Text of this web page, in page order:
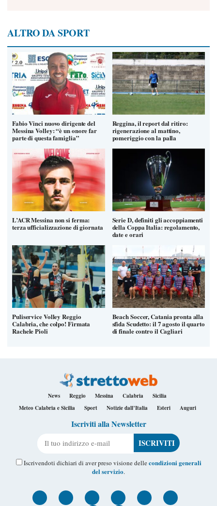
ALTRO DA SPORT
Fabio Vinci nuovo dirigente del
Messina Volley: “è un onore far
parte di questa famiglia”
Reggina, il report dal ritiro:
rigenerazione al mattino,
pomeriggio con la palla
L’ACR Messina non si ferma:
terza ufficializzazione di giornata
Serie D, definiti gli accoppiamenti
della Coppa Italia: regolamento,
date e orari
Puliservice Volley Reggio
Calabria, che colpo! Firmata
Rachele Pioli
Beach Soccer, Catania pronta alla
sfida Scudetto: il 7 agosto il quarto
di finale contro il Cagliari
News Reggio Messina Calabria
Sicilia
Meteo Calabria e Sicilia
Sport Notizie dall’Italia Esteri Auguri
Iscriviti alla Newsletter
Iscrivendoti dichiari di aver preso visione dellecondizioni generali
del servizio.